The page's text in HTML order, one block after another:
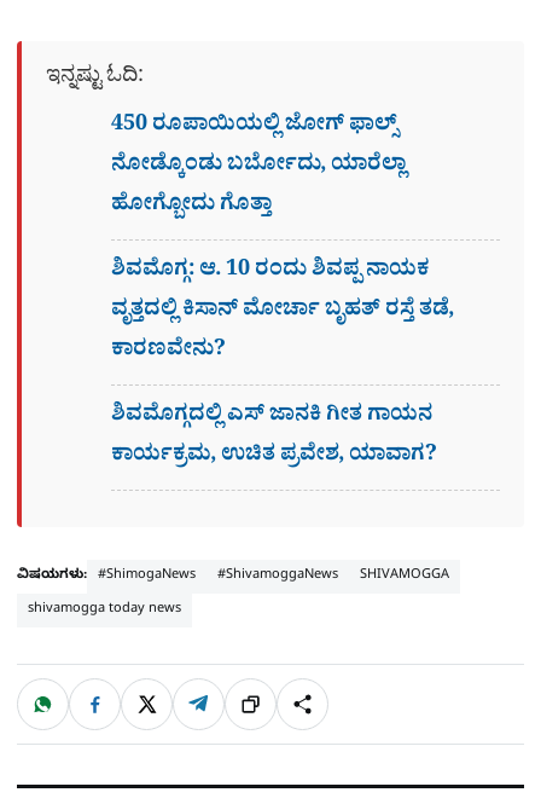
ಇನ್ನಷ್ಟು ಓದಿ:
450 ರೂಪಾಯಿಯಲ್ಲಿ ಜೋಗ್​ ಫಾಲ್ಸ್​
ನೋಡ್ಕೊಂಡು ಬರ್ಬೋದು, ಯಾರೆಲ್ಲಾ
ಹೋಗ್ಬೋದು ಗೊತ್ತಾ
ಶಿವಮೊಗ್ಗ: ಆ. 10 ರಂದು ಶಿವಪ್ಪ ನಾಯಕ
ವೃತ್ತದಲ್ಲಿ ಕಿಸಾನ್ ಮೋರ್ಚಾ ಬೃಹತ್ ರಸ್ತೆ ತಡೆ,
ಕಾರಣವೇನು?
ಶಿವಮೊಗ್ಗದಲ್ಲಿ ಎಸ್​ ಜಾನಕಿ ಗೀತ ಗಾಯನ
ಕಾರ್ಯಕ್ರಮ, ಉಚಿತ ಪ್ರವೇಶ, ಯಾವಾಗ?
ವಿಷಯಗಳು: #ShimogaNews #ShivamoggaNews
SHIVAMOGGA
shivamogga today news
ಹಂಚಿಕೊಳ್ಳಿ
W
a
t
p
F
c
e
k
X T
l
e
m
ಲಿಂ
ಕ್
S
h
a